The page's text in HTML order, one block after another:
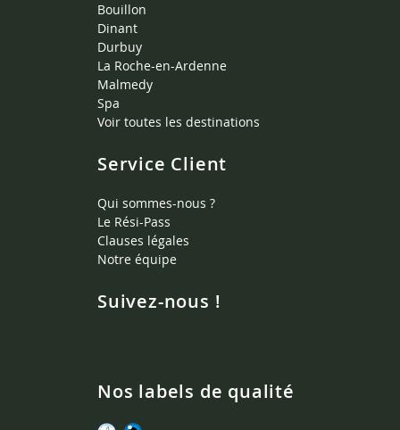
Bouillon
Dinant
Durbuy
La Roche-en-Ardenne
Malmedy
Spa
Voir toutes les destinations
Service Client
Qui sommes-nous ?
Le Rési-Pass
Clauses légales
Notre équipe
Suivez-nous !
Nos labels de qualité